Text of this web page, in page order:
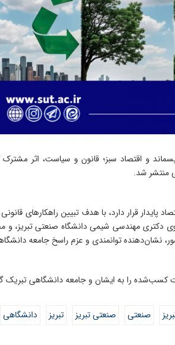
و اقتصاد سبز؛ قانون و سیاست، اثر مشترک
منتشر شد.
پایدار قرار دارد، با هدف تبیین راهکارهای
مهندسی شیمی دانشگاه صنعتی تبریز، و
نشان‌دهنده توانمندی و عزم راسخ جامعه
را به ایشان و جامعه دانشگاهی تبریک
صنعتی صنعتی تبریز تبریز دانشگاهی